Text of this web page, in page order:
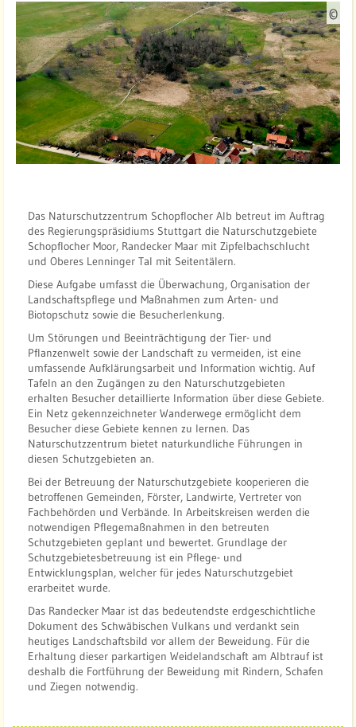
©
u
e
l
l
e
:
N
a
Das Naturschutzzentrum Schopflocher Alb betreut im Auftrag
des Regierungspräsidiums Stuttgart die Naturschutzgebiete
Schopflocher Moor, Randecker Maar mit Zipfelbachschlucht
und Oberes Lenninger Tal mit Seitentälern.
Diese Aufgabe umfasst die Überwachung, Organisation der
Landschaftspflege und Maßnahmen zum Arten- und
Biotopschutz sowie die Besucherlenkung.
Um Störungen und Beeinträchtigung der Tier- und
Pflanzenwelt sowie der Landschaft zu vermeiden, ist eine
umfassende Aufklärungsarbeit und Information wichtig. Auf
Tafeln an den Zugängen zu den Naturschutzgebieten
erhalten Besucher detaillierte Information über diese Gebiete.
Ein Netz gekennzeichneter Wanderwege ermöglicht dem
Besucher diese Gebiete kennen zu lernen. Das
Naturschutzzentrum bietet naturkundliche Führungen in
diesen Schutzgebieten an.
Bei der Betreuung der Naturschutzgebiete kooperieren die
betroffenen Gemeinden, Förster, Landwirte, Vertreter von
Fachbehörden und Verbände. In Arbeitskreisen werden die
notwendigen Pflegemaßnahmen in den betreuten
Schutzgebieten geplant und bewertet. Grundlage der
Schutzgebietesbetreuung ist ein Pflege- und
Entwicklungsplan, welcher für jedes Naturschutzgebiet
erarbeitet wurde.
Das Randecker Maar ist das bedeutendste erdgeschichtliche
Dokument des Schwäbischen Vulkans und verdankt sein
heutiges Landschaftsbild vor allem der Beweidung. Für die
Erhaltung dieser parkartigen Weidelandschaft am Albtrauf ist
deshalb die Fortführung der Beweidung mit Rindern, Schafen
und Ziegen notwendig.